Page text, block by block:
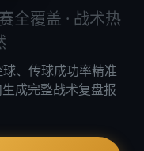
全覆盖 · 战术热
、传球成功率精准
成完整战术复盘报